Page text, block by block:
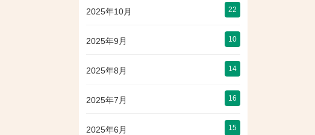
2025年10月 22
2025年9月 10
2025年8月 14
2025年7月 16
2025年6月 15